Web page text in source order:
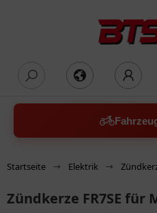
Startseite Elektrik
Zündkerze FR7SE für